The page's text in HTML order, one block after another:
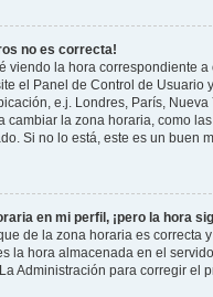
no es correcta!
viendo la hora correspondiente a
el Panel de Control de Usuario
e.j. Londres, París, Nueva
cambiar la zona horaria, como
Si no lo está, este es un buen
en mi perfil, ¡pero la hora
de la zona horaria es correcta
la hora almacenada en el
Administración para corregir el